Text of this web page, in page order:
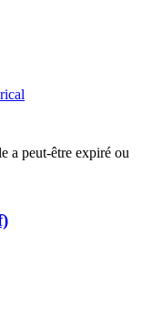
a peut-être expiré ou